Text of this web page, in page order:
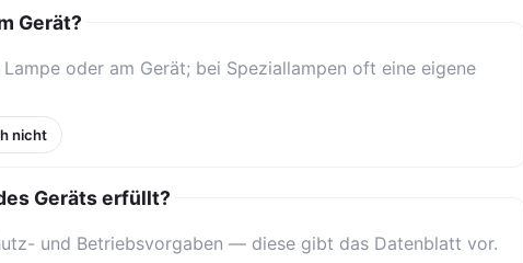
Gerät?
oder am Gerät; bei Speziallampen oft eine eigene
nicht
Geräts erfüllt?
und Betriebsvorgaben — diese gibt das Datenblatt vor.